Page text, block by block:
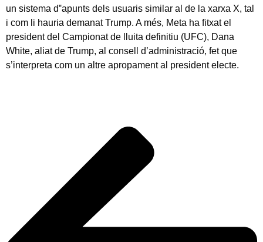
un sistema d‟apunts dels usuaris similar al de la xarxa X, tal
i com li hauria demanat Trump. A més, Meta ha fitxat el
president del Campionat de lluita definitiu (UFC), Dana
White, aliat de Trump, al consell d’administració, fet que
s’interpreta com un altre apropament al president electe.